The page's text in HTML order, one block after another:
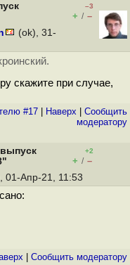
–3
+ / –
(ok), 31-
скажите при случае,
#17 Наверх
Cообщить
модератору
+2
+ / –
01-Апр-21, 11:53
Cообщить модератору